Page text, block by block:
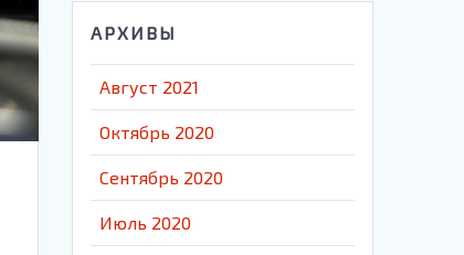
АРХИВЫ
Август 2021
Октябрь 2020
Сентябрь 2020
Июль 2020